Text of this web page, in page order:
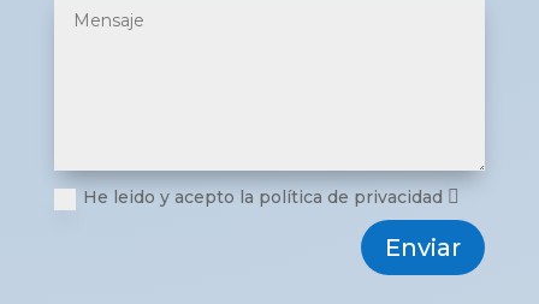
He leido y acepto la política de privacidad
Enviar